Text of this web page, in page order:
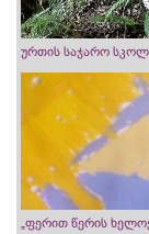
ურთის საჯარო
„ფერით წერის